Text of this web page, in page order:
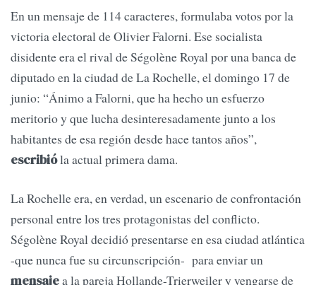
En un mensaje de 114 caracteres, formulaba votos por la
victoria electoral de Olivier Falorni. Ese socialista
disidente era el rival de Ségolène Royal por una banca de
diputado en la ciudad de La Rochelle, el domingo 17 de
junio: “Ánimo a Falorni, que ha hecho un esfuerzo
meritorio y que lucha desinteresadamente junto a los
habitantes de esa región desde hace tantos años”,
escribióla actual primera dama.
La Rochelle era, en verdad, un escenario de confrontación
personal entre los tres protagonistas del conflicto.
Ségolène Royal decidió presentarse en esa ciudad atlántica
-que nunca fue su circunscripción- para enviar un
mensajea la pareja Hollande-Trierweiler y vengarse de